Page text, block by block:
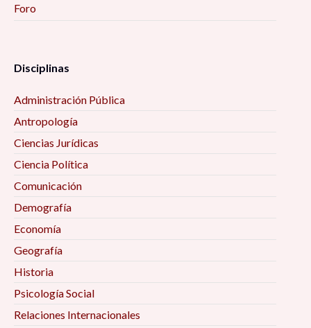
Foro
Disciplinas
Administración Pública
Antropología
Ciencias Jurídicas
Ciencia Política
Comunicación
Demografía
Economía
Geografía
Historia
Psicología Social
Relaciones Internacionales